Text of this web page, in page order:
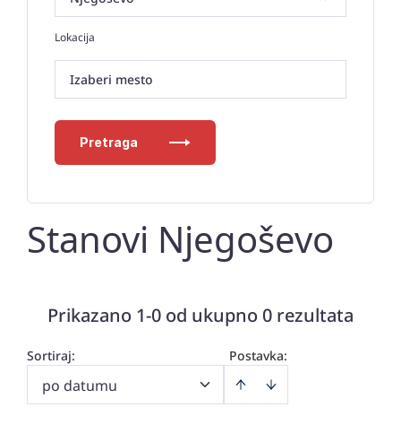
Lokacija
Izaberi mesto
Pretraga
Stanovi Njegoševo
Prikazano 1-0 od ukupno 0 rezultata
Postavka:
Sortiraj:
po datumu